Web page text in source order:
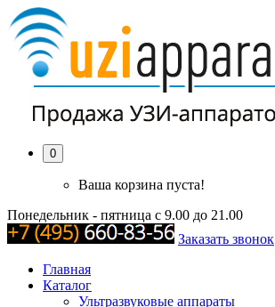
0
Ваша корзина пуста!
Понедельник - пятница с 9.00 до 21.00
Заказать звонок
Главная
Каталог
Ультразвуковые аппараты